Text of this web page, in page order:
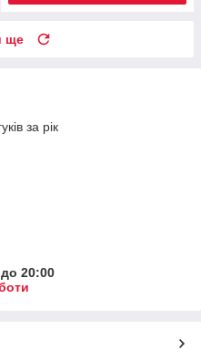
ще
за рік
20:00